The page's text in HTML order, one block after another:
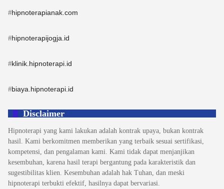
#hipnoterapianak.com
#hipnoterapijogja.id
#klinik.hipnoterapi.id
#biaya.hipnoterapi.id
Disclaimer
Hipnoterapi yang kami lakukan adalah kontrak upaya, bukan kontrak
hasil. Kami berkomitmen memberikan yang terbaik sesuai sertifikasi,
kompetensi, dan pengalaman kami. Kami tidak dapat menjanjikan
kesembuhan, karena hasil terapi bergantung pada karakteristik dan
sugestibilitas klien. Kesembuhan adalah hak Tuhan, dan meski
hipnoterapi terbukti efektif, hasilnya dapat bervariasi.